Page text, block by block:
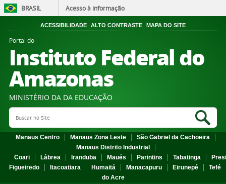
BRASIL Acesso à informação
ACESSIBILIDADE ALTO CONTRASTE MAPA DO SITE
Portal do
Instituto Federal do
Amazonas
MINISTÉRIO DA DA EDUCAÇÃO
Search Site
Manaus Centro Manaus Zona Leste
São Gabriel da Cachoeira
Manaus Distrito Industrial
Coari
Lábrea Iranduba Maués Parintins Tabatinga
Figueiredo
Itacoatiara Humaitá Manacapuru Eirunepé
Tefé
do Acre